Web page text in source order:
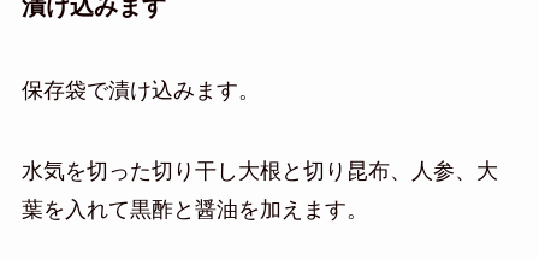
漬け込みます
保存袋で漬け込みます。
水気を切った切り干し大根と切り昆布、人参、大
葉を入れて黒酢と醤油を加えます。